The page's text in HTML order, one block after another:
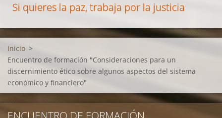
Si quieres la paz, trabaja por la justicia
Inicio >
Encuentro de formación "Consideraciones para un
discernimiento ético sobre algunos aspectos del sistema
económico y financiero"